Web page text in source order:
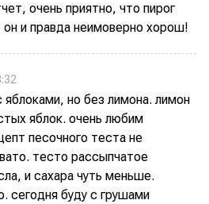
очень приятно, что пирог
он и правда неимоверно хорош!
яблоками, но без лимона. лимон
яблок. очень любим
песочного теста не
тесто рассыпчатое
и сахара чуть меньше.
сегодня буду с грушами